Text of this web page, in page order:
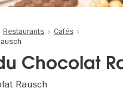
Restaurants
Cafés
Chocolat
Rausch